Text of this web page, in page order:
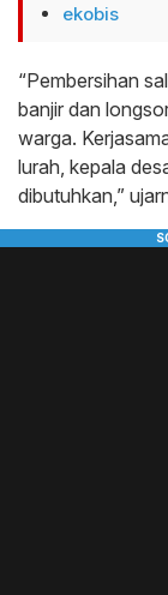
ekobis
“Pembersihan
banjir dan
warga.
lurah, kepala
dibutuhkan,”